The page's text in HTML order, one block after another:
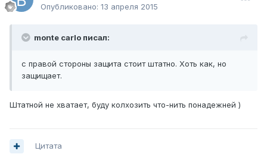
Опубликовано: 13 апреля 2015
monte carlo писал:
с правой стороны защита стоит штатно. Хоть как, но
защищает.
Штатной не хватает, буду колхозить что-нить понадежней )
Цитата